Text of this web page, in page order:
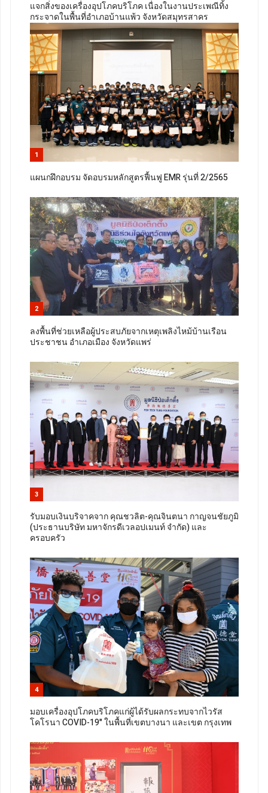
แจกสิ่งของเครื่องอุปโภคบริโภค เนื่องในงานประเพณีทิ้ง
กระจาดในพื้นที่อำเภอบ้านแพ้ว จังหวัดสมุทรสาคร
1
แผนกฝึกอบรม จัดอบรมหลักสูตรฟื้นฟู EMR รุ่นที่ 2/2565
2
ลงพื้นที่ช่วยเหลือผู้ประสบภัยจากเหตุเพลิงไหม้บ้านเรือน
ประชาชน อำเภอเมือง จังหวัดแพร่
3
รับมอบเงินบริจาคจาก คุณชวลิต-คุณจินตนา กาญจนชัยภูมิ
(ประธานบริษัท มหาจักรดีเวลอปเมนท์ จำกัด) และ
ครอบครัว
4
มอบเครื่องอุปโภคบริโภคแก่ผู้ได้รับผลกระทบจากไวรัส
โคโรนา COVID-19" ในพื้นที่เขตบางนา และเขต กรุงเทพ